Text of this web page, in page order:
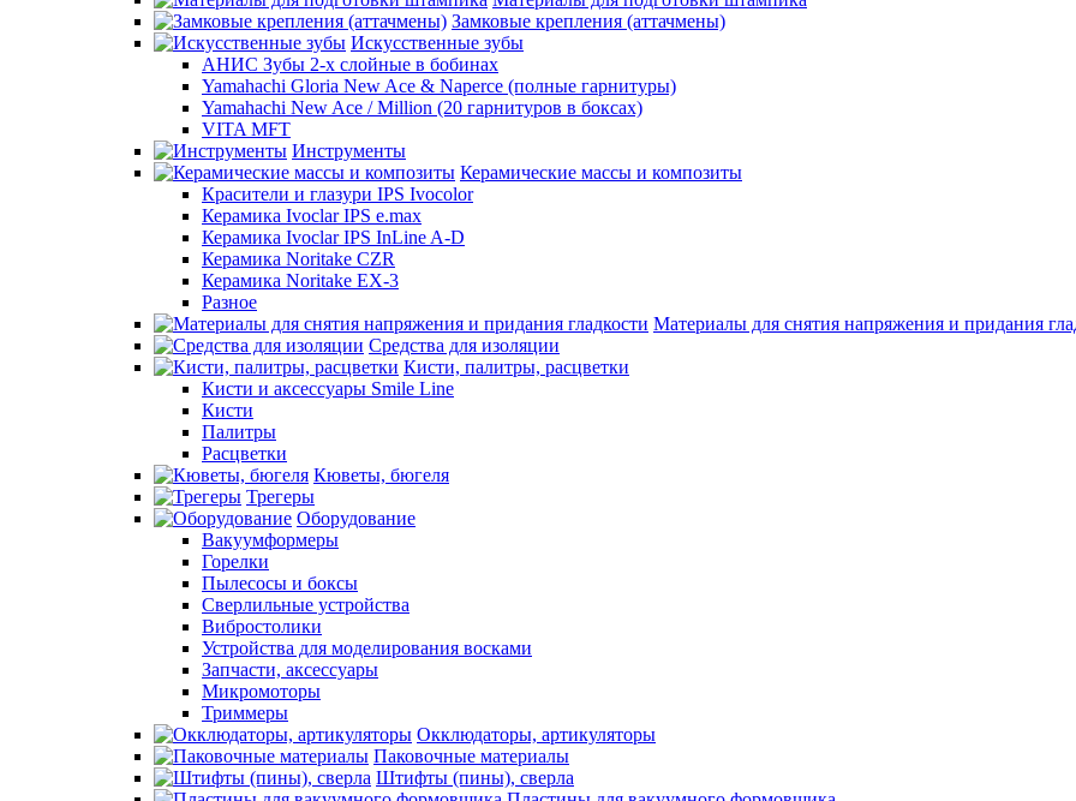
Замковые крепления (аттачмены)
Искусственные зубы
АНИС Зубы 2-х слойные в бобинах
Yamahachi Gloria New Ace & Naperce (полные гарнитуры)
Yamahachi New Ace / Million (20 гарнитуров в боксах)
VITA MFT
Инструменты
Керамические массы и композиты
Красители и глазури IPS Ivocolor
Керамика Ivoclar IPS e.max
Керамика Ivoclar IPS InLine A-D
Керамика Noritake CZR
Керамика Noritake EX-3
Разное
Материалы для снятия напряжения и придания
Средства для изоляции
Кисти, палитры, расцветки
Кисти и аксессуары Smile Line
Кисти
Палитры
Расцветки
Кюветы, бюгеля
Трегеры
Оборудование
Вакуумформеры
Горелки
Пылесосы и боксы
Сверлильные устройства
Вибростолики
Устройства для моделирования восками
Запчасти, аксессуары
Микромоторы
Триммеры
Окклюдаторы, артикуляторы
Паковочные материалы
Штифты (пины), сверла